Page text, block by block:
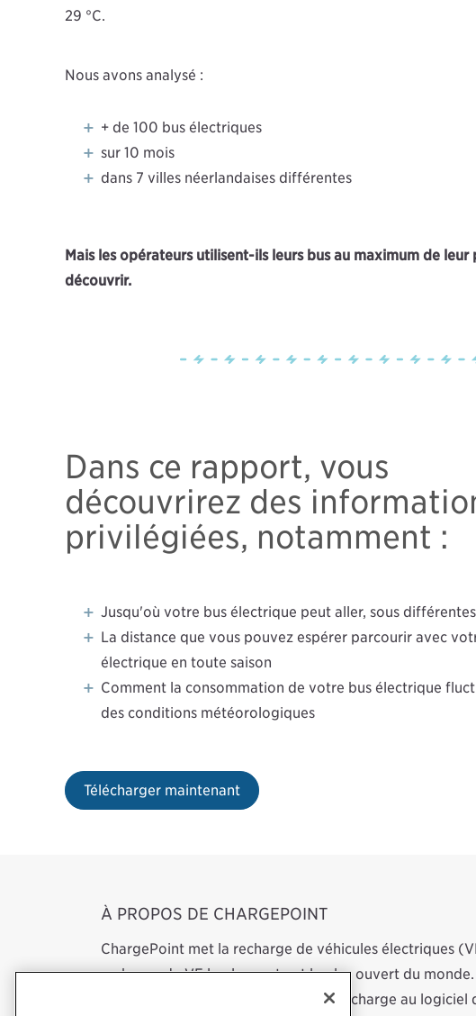
29 °C.
Nous avons analysé :
+ de 100 bus électriques
sur 10 mois
dans 7 villes néerlandaises différentes
Mais les opérateurs utilisent-ils leurs bus au maximum de
découvrir.
Dans ce rapport, vous
découvrirez des
privilégiées, notamment :
Jusqu'où votre bus électrique peut aller, sous
La distance que vous pouvez espérer parcourir avec
électrique en toute saison
Comment la consommation de votre bus électrique
des conditions météorologiques
Télécharger maintenant
À PROPOS DE CHARGEPOINT
ChargePoint met la recharge de véhicules électriques
recharge de VE le plus vaste et le plus ouvert du
réseau, du matériel de la station de recharge au